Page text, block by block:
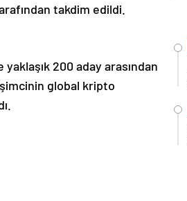
takdim edildi.
200 aday arasından
global kripto